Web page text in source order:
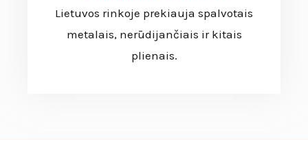
Lietuvos rinkoje prekiauja spalvotais
metalais, nerūdijančiais ir kitais
plienais.